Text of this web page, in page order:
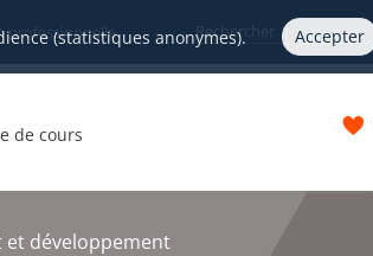
(statistiques anonymes). Accepter
professionnelle
de cours
et développement